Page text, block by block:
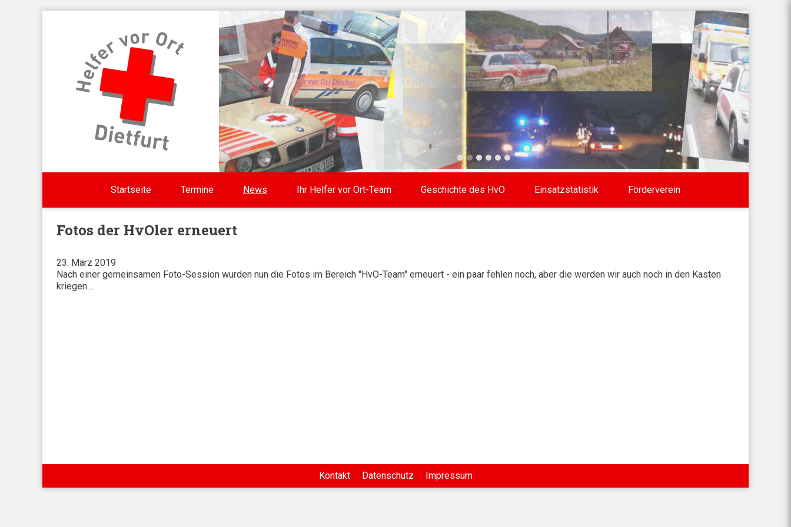
Startseite Termine News Ihr Helfer vor Ort-Team Geschichte des HvO Einsatzstatistik Förderverein
Fotos der HvOler erneuert
23. März 2019
Nach einer gemeinsamen Foto-Session wurden nun die Fotos im Bereich "HvO-Team" erneuert - ein paar fehlen noch, aber die werden wir auch noch in den Kasten
kriegen....
Kontakt Datenschutz Impressum